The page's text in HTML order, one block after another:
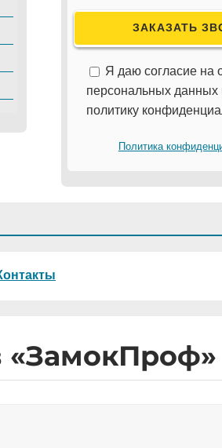
Я даю согласие на
персональных
политику
Политика
«ЗамокПроф»